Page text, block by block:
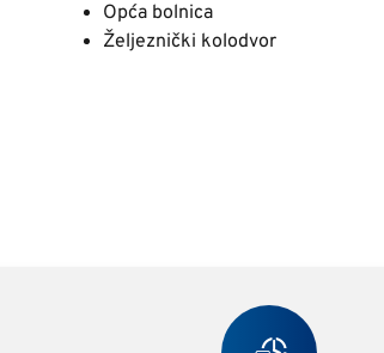
Opća bolnica
Željeznički kolodvor